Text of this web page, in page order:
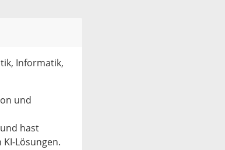
Informatik,
und
hast
Lösungen.